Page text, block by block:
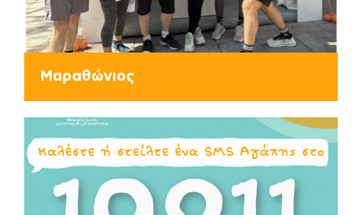
Μαραθώνιος